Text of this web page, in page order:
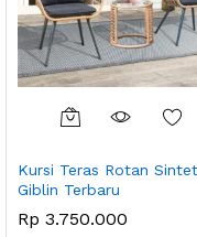
Kursi Teras Rotan
Giblin Terbaru
Rp 3.750.000